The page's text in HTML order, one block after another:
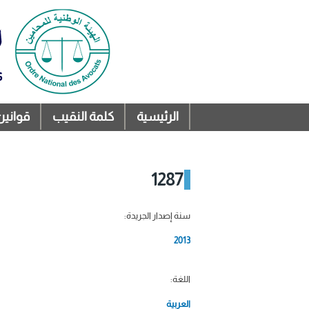
القائمة الرئيسية
الرئيسية كلمة النقيب
1287
سنة إصدار الجريدة:
2013
اللغة:
العربية